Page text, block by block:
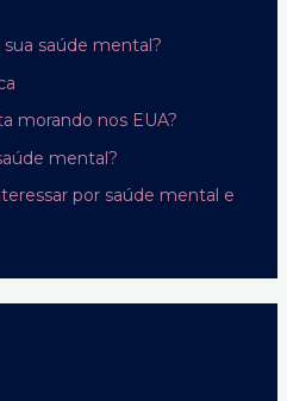
sua saúde mental?
morando nos EUA?
mental?
por saúde mental e